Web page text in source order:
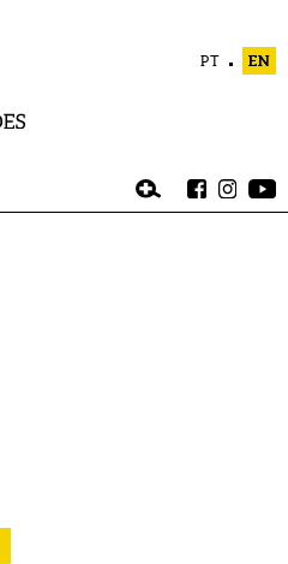
PT EN